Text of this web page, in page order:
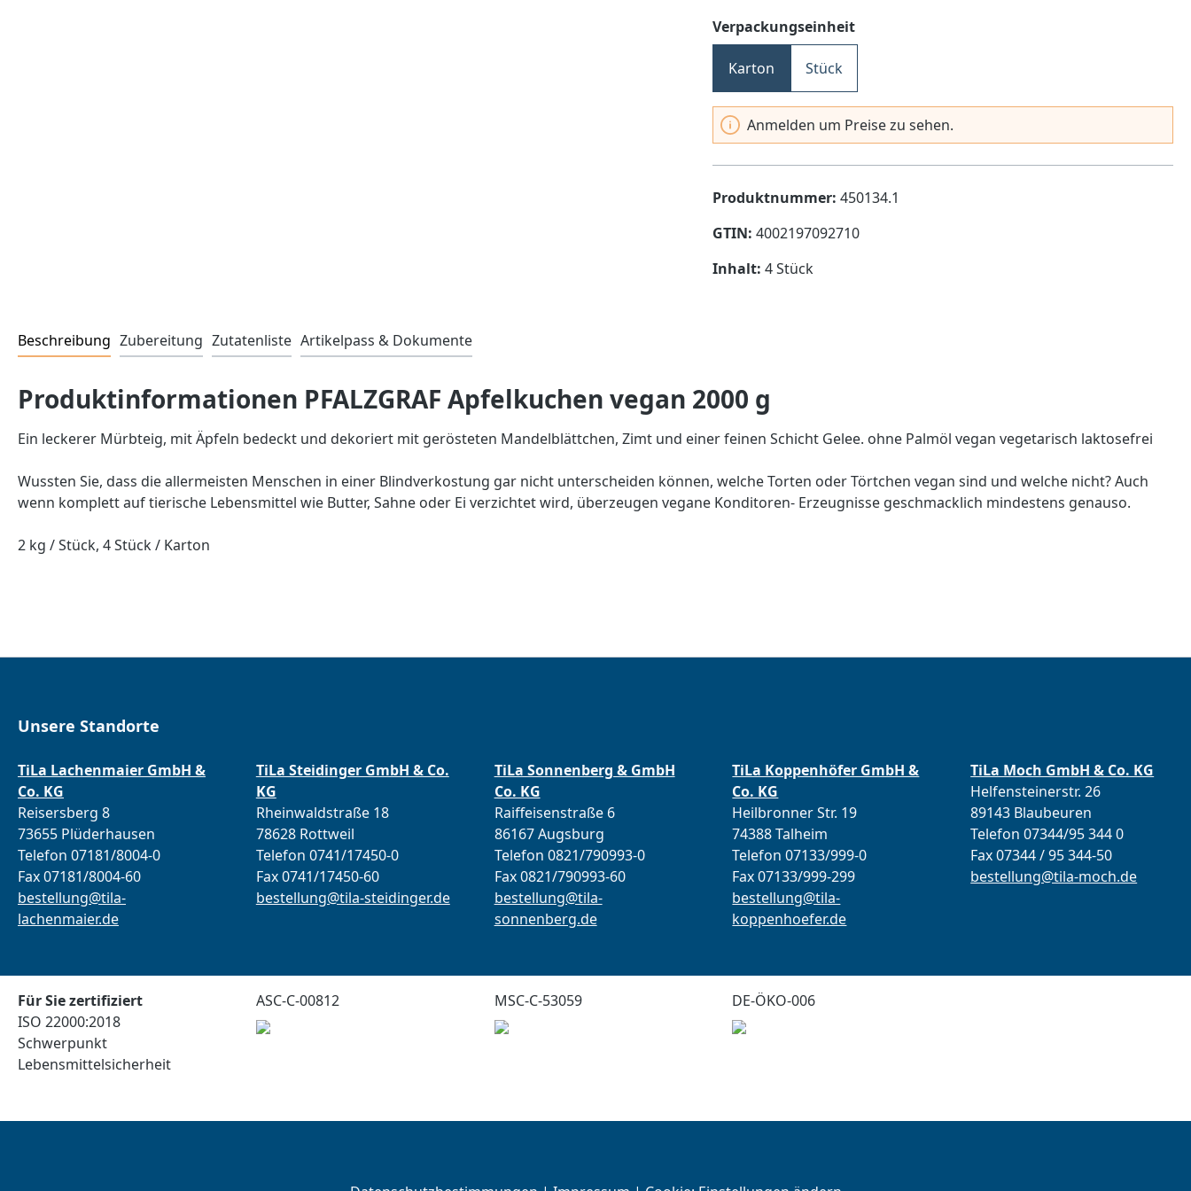
Verpackungseinheitauswählen
Karton Stück
Anmelden um Preise zu sehen.
Produktnummer: 450134.1
GTIN: 4002197092710
Inhalt: 4 Stück
Beschreibung Zubereitung Zutatenliste Artikelpass & Dokumente
Produktinformationen PFALZGRAF Apfelkuchen vegan 2000 g
Ein leckerer Mürbteig, mit Äpfeln bedeckt und dekoriert mit gerösteten Mandelblättchen, Zimt und einer feinen Schicht Gelee. ohne Palmöl vegan vegetarisch laktosefrei
Wussten Sie, dass die allermeisten Menschen in einer Blindverkostung gar nicht unterscheiden können, welche Torten oder Törtchen vegan sind und welche nicht? Auch
wenn komplett auf tierische Lebensmittel wie Butter, Sahne oder Ei verzichtet wird, überzeugen vegane Konditoren- Erzeugnisse geschmacklich mindestens genauso.
2 kg / Stück, 4 Stück / Karton
Unsere Standorte
TiLa Lachenmaier GmbH &
Co. KG
Reisersberg 8
73655 Plüderhausen
Telefon 07181/8004-0
Fax 07181/8004-60
bestellung@tila-
lachenmaier.de
TiLa Steidinger GmbH & Co.
KG
Rheinwaldstraße 18
78628 Rottweil
Telefon 0741/17450-0
Fax 0741/17450-60
bestellung@tila-steidinger.de
TiLa Sonnenberg & GmbH
Co. KG
Raiffeisenstraße 6
86167 Augsburg
Telefon 0821/790993-0
Fax 0821/790993-60
bestellung@tila-
sonnenberg.de
TiLa Koppenhöfer GmbH &
Co. KG
Heilbronner Str. 19
74388 Talheim
Telefon 07133/999-0
Fax 07133/999-299
bestellung@tila-
koppenhoefer.de
TiLa Moch GmbH & Co. KG
Helfensteinerstr. 26
89143 Blaubeuren
Telefon 07344/95 344 0
Fax 07344 / 95 344-50
bestellung@tila-moch.de
Für Sie zertifiziert
ISO 22000:2018
Schwerpunkt
Lebensmittelsicherheit
ASC-C-00812 MSC-C-53059 DE-ÖKO-006